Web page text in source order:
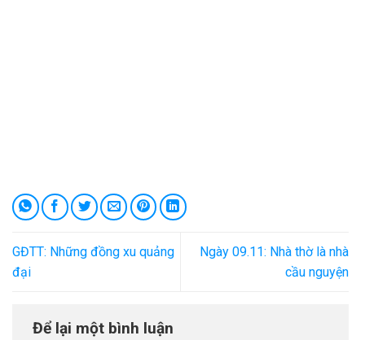
GĐTT: Những đồng xu quảng
đại
Ngày 09.11: Nhà thờ là nhà
cầu nguyện
Để lại một bình luận